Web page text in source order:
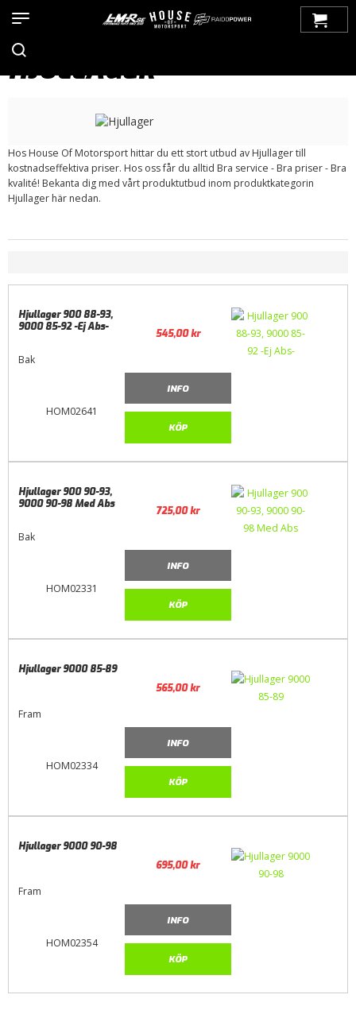
> Hjullager
HJULLAGER
Hos House Of Motorsport hittar du ett stort utbud av Hjullager till
kostnadseffektiva priser. Hos oss får du alltid Bra service - Bra priser - Bra
kvalité! Bekanta dig med vårt produktutbud inom produktkategorin
Hjullager här nedan.
HOM02641
Hjullager 900 88-93,
9000 85-92 -Ej Abs-
Bak
545,00kr
INFO
KÖP
HOM02331
Hjullager 900 90-93,
9000 90-98 Med Abs
Bak
725,00kr
INFO
KÖP
HOM02334
Hjullager 9000 85-89
Fram
565,00kr
INFO
KÖP
HOM02354
Hjullager 9000 90-98
Fram
695,00kr
INFO
KÖP